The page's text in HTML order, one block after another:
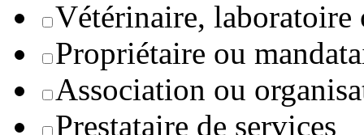
Vétérinaire, laboratoire
Propriétaire ou
Association ou
Prestataire de services